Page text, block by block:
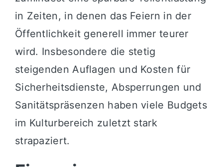
in Zeiten, in denen das Feiern in der
Öffentlichkeit generell immer teurer
wird. Insbesondere die stetig
steigenden Auflagen und Kosten für
Sicherheitsdienste, Absperrungen und
Sanitätspräsenzen haben viele Budgets
im Kulturbereich zuletzt stark
strapaziert.